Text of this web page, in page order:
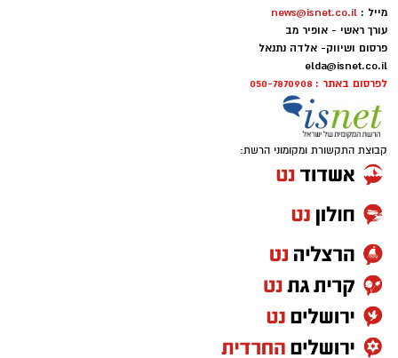
אותנו
נסיבות התאונה נמצאות בבדיקה
יש לכם מידע חשוב שטרם נחשף? צילומים מאירוע
חדשותי? מצאתם טעות בכתבה? נשמח שתשתפו
אותנו
מייל : news@isnet.co.il
עורך ראשי - אופיר מב
פרסום ושיווק- אלדה נתנאל
elda@isnet.co.il
לפרסום באתר : 050-7870908
קבוצת התקשורת ומקומוני הרשת: